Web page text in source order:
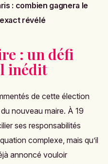
: combien gagnera le
révélé
: un défi
inédit
de cette élection
nouveau maire. À 19
ses responsabilités
complexe, mais qu’il
annoncé vouloir